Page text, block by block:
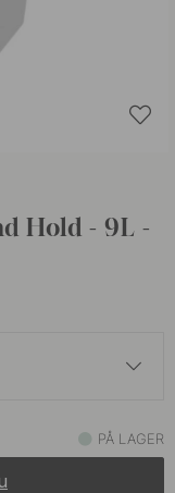
Hold - 9L -
På lager PÅ LAGER